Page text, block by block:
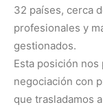
32 países, cerca
profesionales y
gestionados.
Esta posición nos
negociación con
que trasladamos